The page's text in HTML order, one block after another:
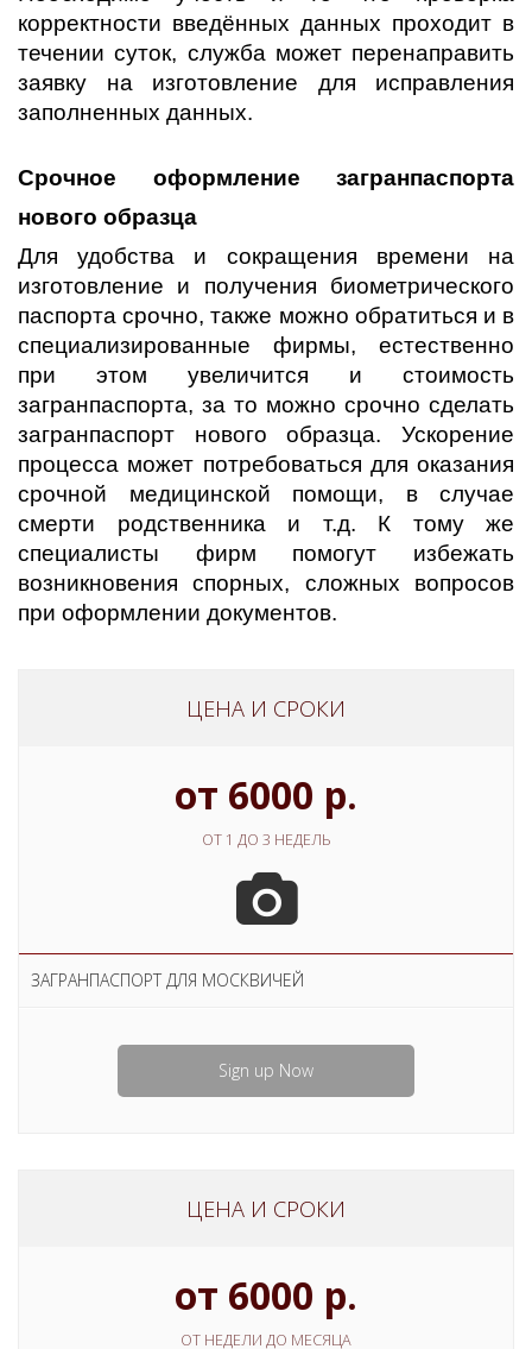
корректности введённых данных проходит в
течении суток, служба может перенаправить
заявку на изготовление для исправления
заполненных данных.
Срочное оформление загранпаспорта
нового образца
Для удобства и сокращения времени на
изготовление и получения биометрического
паспорта срочно, также можно обратиться и в
специализированные фирмы, естественно
при этом увеличится и стоимость
загранпаспорта, за то можно срочно сделать
загранпаспорт нового образца. Ускорение
процесса может потребоваться для оказания
срочной медицинской помощи, в случае
смерти родственника и т.д. К тому же
специалисты фирм помогут избежать
возникновения спорных, сложных вопросов
при оформлении документов.
ЦЕНА И СРОКИ
от 6000 р.
ОТ 1 ДО 3 НЕДЕЛЬ
ЗАГРАНПАСПОРТ ДЛЯ МОСКВИЧЕЙ
Sign up Now
ЦЕНА И СРОКИ
от 6000 р.
ОТ НЕДЕЛИ ДО МЕСЯЦА